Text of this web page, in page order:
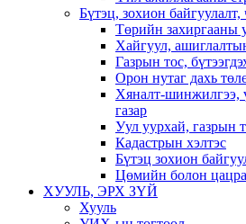
Бүтэц, зохион байгуулалт,
Төрийн захиргааны
Хайгуул,
Газрын тос,
Орон нутаг дахь
Хяналт-шинжилгээ,
газар
Уул уурхай, газрын
Кадастрын хэлтэс
Бүтэц зохион
Цөмийн болон
ХУУЛЬ, ЭРХ ЗҮЙ
Хууль